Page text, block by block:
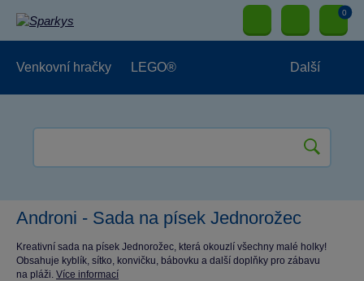
0
Venkovní hračky LEGO® Další
Androni - Sada na písek Jednorožec
Kreativní sada na písek Jednorožec, která okouzlí všechny malé holky!
Obsahuje kyblík, sítko, konvičku, bábovku a další doplňky pro zábavu
na pláži. Více informací